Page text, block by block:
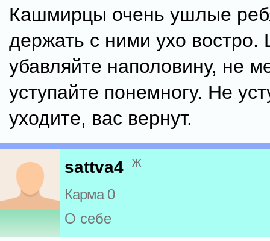
Кашмирцы очень ушлые
держать с ними ухо востро.
убавляйте наполовину, не
уступайте понемногу. Не
уходите, вас вернут.
sattva4 ж
Карма 0
О себе